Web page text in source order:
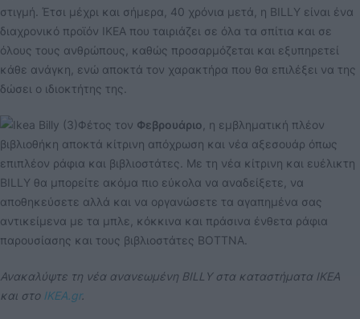
στιγμή. Έτσι μέχρι και σήμερα, 40 χρόνια μετά, η BILLY είναι ένα
διαχρονικό προϊόν ΙΚΕΑ που ταιριάζει σε όλα τα σπίτια και σε
όλους τους ανθρώπους, καθώς προσαρμόζεται και εξυπηρετεί
κάθε ανάγκη, ενώ αποκτά τον χαρακτήρα που θα επιλέξει να της
δώσει ο ιδιοκτήτης της.
Φέτος τον Φεβρουάριο , η εμβληματική πλέον
βιβλιοθήκη αποκτά κίτρινη απόχρωση και νέα αξεσουάρ όπως
επιπλέον ράφια και βιβλιοστάτες. Με τη νέα κίτρινη και ευέλικτη
BILLY θα μπορείτε ακόμα πιο εύκολα να αναδείξετε, να
αποθηκεύσετε αλλά και να οργανώσετε τα αγαπημένα σας
αντικείμενα με τα μπλε, κόκκινα και πράσινα ένθετα ράφια
παρουσίασης και τους βιβλιοστάτες BOTTNA.
Ανακαλύψτε τη νέα ανανεωμένη BILLY στα καταστήματα ΙΚΕΑ
και στο IKEA.gr.